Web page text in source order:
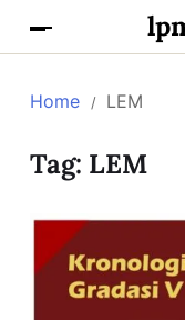
Home LEM
Tag: LEM